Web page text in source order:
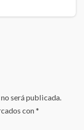
será publicada.
con*